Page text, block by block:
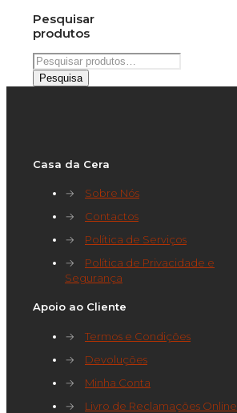
Pesquisar
produtos
Pesquisar
por:
Pesquisa
Casa da Cera
→
Sobre Nós
→
Contactos
→
Política de Serviços
→
Política de Privacidade e
Segurança
Apoio ao Cliente
→
Termos e Condições
→
Devoluções
→
Minha Conta
→
Livro de Reclamações Online